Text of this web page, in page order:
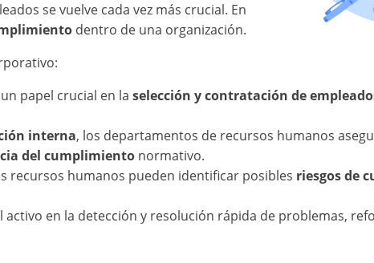
se vuelve cada vez más crucial. En
dentro de una organización.
papel crucial en la selección y contratación de
interna, los departamentos de recursos humanos
del cumplimiento normativo.
recursos humanos pueden identificar posibles riesgos de
en la detección y resolución rápida de problemas,